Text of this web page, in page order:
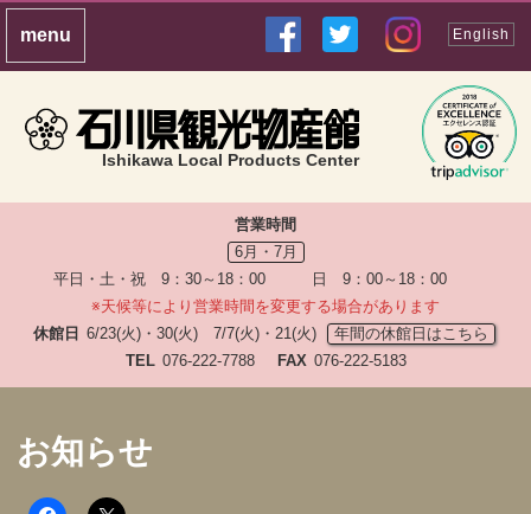
Ishikawa Local Products Center
English
営業時間
6月・7月
平日・土・祝 9：30～18：00 日 9：00～18：00
※天候等により営業時間を変更する場合があります
休館日 6/23(火)・30(火) 7/7(火)・21(火)
年間の休館日はこちら
TEL 076-222-7788 FAX 076-222-5183
お知らせ